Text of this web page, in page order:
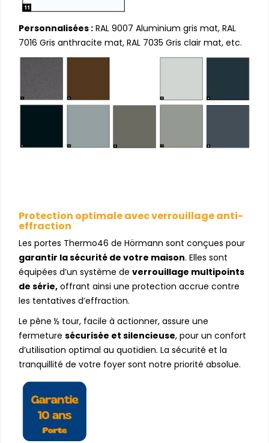
Personnalisées : RAL 9007 Aluminium gris mat, RAL
7016 Gris anthracite mat, RAL 7035 Gris clair mat, etc.
Protection optimale avec verrouillage anti-
effraction
Les portes Thermo46 de Hörmann sont conçues pour
garantir la sécurité de votre maison. Elles sont
équipées d’un système de verrouillage multipoints
de série, offrant ainsi une protection accrue contre
les tentatives d’effraction.
Le pêne ½ tour, facile à actionner, assure une
fermeture sécurisée et silencieuse, pour un confort
d’utilisation optimal au quotidien. La sécurité et la
tranquillité de votre foyer sont notre priorité absolue.